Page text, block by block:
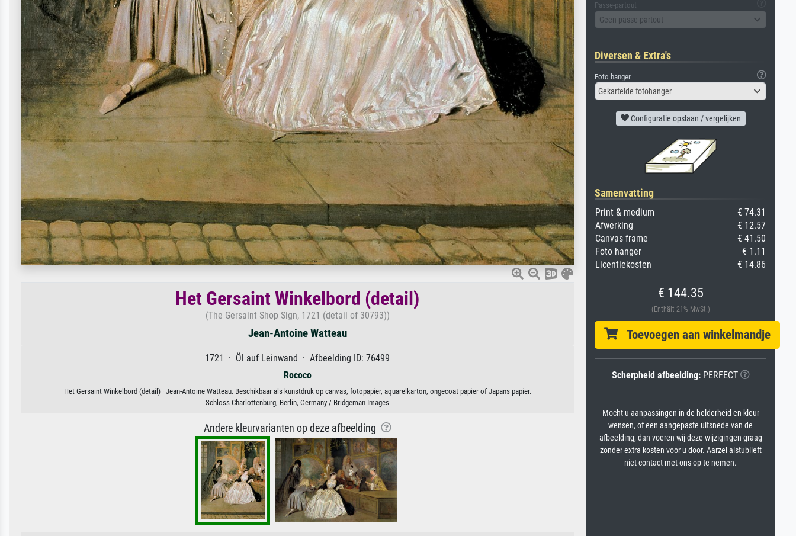
Het Gersaint Winkelbord (detail)
(The Gersaint Shop Sign, 1721 (detail of 30793))
Jean-Antoine Watteau
1721 · Öl auf Leinwand · Afbeelding ID: 76499
Rococo
Het Gersaint Winkelbord (detail) · Jean-Antoine Watteau. Beschikbaar als kunstdruk op canvas, fotopapier, aquarelkarton, ongecoat papier of Japans papier.
Schloss Charlottenburg, Berlin, Germany / Bridgeman Images
Andere kleurvarianten op deze afbeelding
Passe-partout
Geen passe-partout
Diversen & Extra's
Foto hanger
Gekartelde fotohanger
Configuratie opslaan / vergelijken
Samenvatting
Print & medium
€ 74.31
Afwerking
€ 12.57
Canvas frame
€ 41.50
Foto hanger
€ 1.11
Licentiekosten
€ 14.86
€ 144.35
(Enthält 21% MwSt.)
Toevoegen aan winkelmandje
Scherpheid afbeelding:PERFECT
Mocht u aanpassingen in de helderheid en kleur
wensen, of een aangepaste uitsnede van de
afbeelding, dan voeren wij deze wijzigingen graag
zonder extra kosten voor u door. Aarzel alstublieft
niet contact met ons op te nemen.